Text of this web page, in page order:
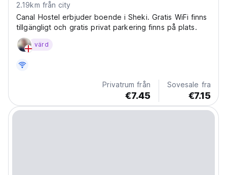
2.19km från city
Canal Hostel erbjuder boende i Sheki. Gratis WiFi finns
tillgängligt och gratis privat parkering finns på plats.
värd
Privatrum från
€7.45
Sovesale fra
€7.15